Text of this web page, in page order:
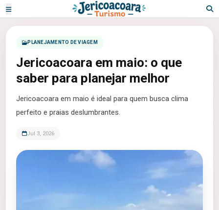
PLANEJAMENTO DE VIAGEM
Jericoacoara em maio: o que
saber para planejar melhor
Jericoacoara em maio é ideal para quem busca clima
perfeito e praias deslumbrantes.
Jul 3, 2026